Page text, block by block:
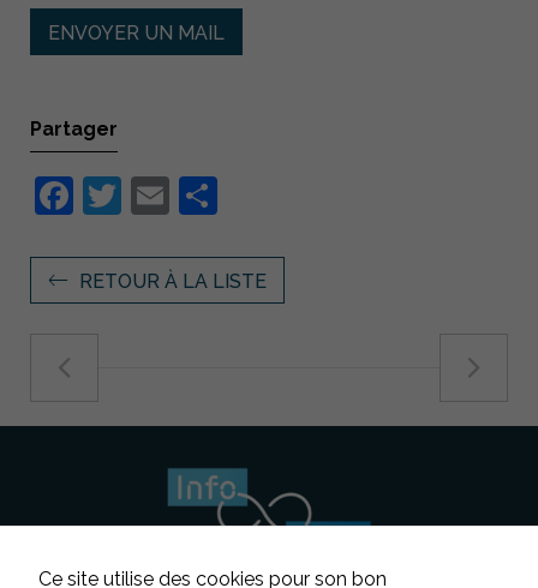
ENVOYER UN MAIL
Partager
Facebook
Twitter
Email
RETOUR À LA LISTE
Ce site utilise des cookies pour son bon